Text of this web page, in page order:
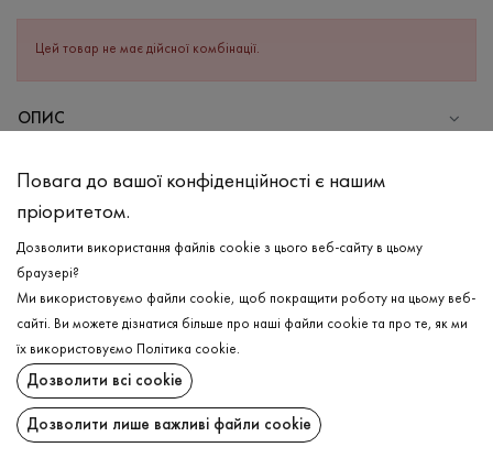
Цей товар не має дійсної комбінації.
ОПИС
Бавовна - 100%
Прання в теплій воді (до 40°С)
Відбілювання заборонено
Прасувати при високій температурі
Можна віджимати і сушити в пральній машині
Хімчистка дозволена
ДОСТАВКА
ПОВЕРНЕННЯ
Повага до вашої конфіденційності є нашим
пріоритетом.
Дозволити використання файлів cookie з цього веб-сайту в цьому
браузері?
Ми використовуємо файли cookie, щоб покращити роботу на цьому веб-
сайті. Ви можете дізнатися більше про наші файли cookie та про те, як ми
їх використовуємо
Політика cookie.
Дозволити всі cookie
Дозволити лише важливі файли cookie